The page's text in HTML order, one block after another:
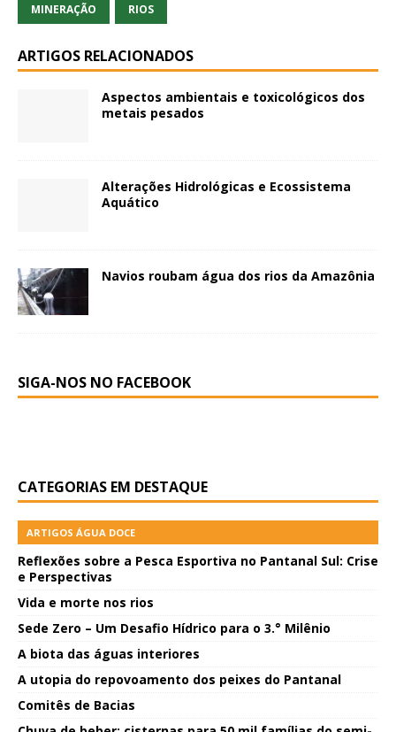
MINERAÇÃO RIOS
ARTIGOS RELACIONADOS
Aspectos ambientais e toxicológicos dos
metais pesados
Alterações Hidrológicas e Ecossistema
Aquático
Navios roubam água dos rios da Amazônia
SIGA-NOS NO FACEBOOK
CATEGORIAS EM DESTAQUE
ARTIGOS ÁGUA DOCE
Reflexões sobre a Pesca Esportiva no Pantanal Sul: Crise
e Perspectivas
Vida e morte nos rios
Sede Zero – Um Desafio Hídrico para o 3.° Milênio
A biota das águas interiores
A utopia do repovoamento dos peixes do Pantanal
Comitês de Bacias